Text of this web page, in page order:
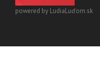
powered by LudiaLuďom.sk